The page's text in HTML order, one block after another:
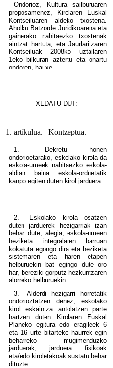
Ondorioz, Kultura sailburuaren
proposamenez, Kirolaren Euskal
Kontseiluaren aldeko txostena,
Aholku Batzorde Juridikoarena eta
gainerako nahitaezko txostenak
aintzat hartuta, eta Jaurlaritzaren
Kontseiluak 2008ko uztailaren
1eko bilkuran aztertu eta onartu
ondoren, hauxe
XEDATU DUT:
1. artikulua.– Kontzeptua.
1.– Dekretu honen
ondorioetarako, eskolako kirola da
eskola-umeek nahitaezko eskola-
aldian baina eskola-orduetatik
kanpo egiten duten kirol jarduera.
2.– Eskolako kirola osatzen
duten jarduerek hezigarriak izan
behar dute, alegia, eskola-umeen
heziketa integralaren barruan
kokatuta egongo dira eta heziketa
sistemaren eta haren etapen
helburuekin bat egingo dute oro
har, bereziki gorputz-hezkuntzaren
alorreko helburuekin.
3.– Alderdi hezigarri horretatik
ondorioztatzen denez, eskolako
kirol eskaintza antolatzen parte
hartzen duten Kirolaren Euskal
Planeko egitura edo eragileek 6
eta 16 urte bitarteko haurrek egin
beharreko mugimenduzko
jarduerak, jarduera fisikoak
eta/edo kiroletakoak sustatu behar
dituzte.